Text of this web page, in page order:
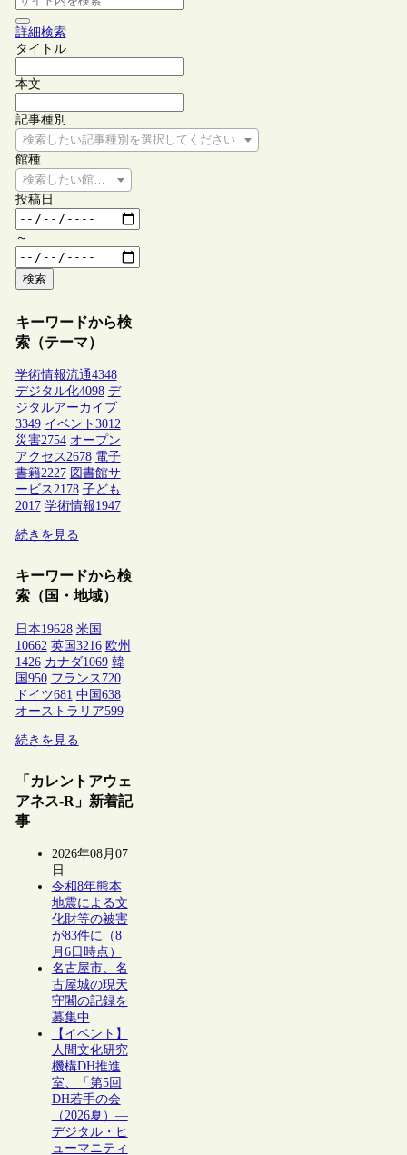
詳細検索
タイトル
本文
記事種別
検索したい記事種別を選択してください
館種
検索したい館種を選択してください
投稿日
～
検索
キーワードから検
索（テーマ）
学術情報流通4348
デジタル化4098 デ
ジタルアーカイブ
3349 イベント 3012
災害2754 オープン
アクセス2678 電子
書籍2227 図書館サ
ービス2178 子ども
2017 学術情報1947
続きを見る
キーワードから検
索（国・地域）
日本19628 米国
10662 英国3216 欧州
1426 カナダ1069 韓
国950 フランス 720
ドイツ681 中国638
オーストラリア599
続きを見る
「カレントアウェ
アネス-R」新着記
事
2026年08月07
日
令和8年熊本
地震による文
化財等の被害
が83件に（8
月6日時点）
名古屋市、名
古屋城の現天
守閣の記録を
募集中
【イベント】
人間文化研究
機構DH推進
室、「第5回
DH若手の会
（2026夏）―
デジタル・ヒ
ューマニティ